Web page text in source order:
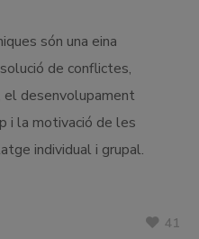
són una eina
de conflictes,
el desenvolupament
i la motivació de les
individual i grupal.
41